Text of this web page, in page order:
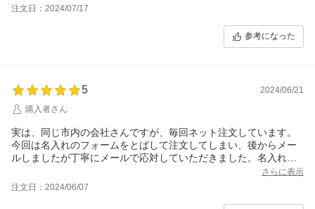
注文日：2024/07/17
参考になった
5
2024/06/21
購入者さん
実は、同じ市内の会社さんですが、毎回ネット注文しています。
今回は名入れのフォームをとばして注文してしまい、後からメー
ルしましたが丁寧にメールで応対していただきました。名入れが
できたら、メールで写真を見せてくださり、到着までワクワクし
ます。いつもありがとうございます。
さらに表示
注文日：2024/06/07